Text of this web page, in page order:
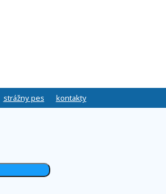
strážny pes kontakty